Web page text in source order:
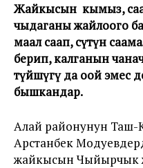
Жайкысын кымыз,
чыдаганы жайлоого
маал саап, сүтүн
берип, калганын
түйшүгүда оой эмес
бышкандар.
Алай районунун
Арстанбек
жайкысын Чыйырчык